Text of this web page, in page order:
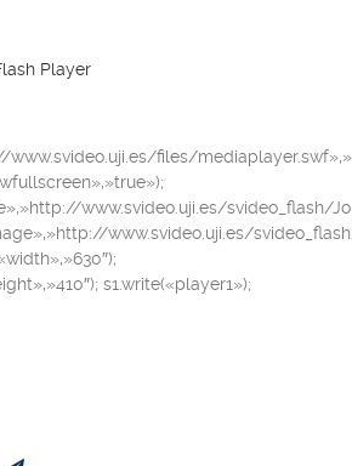
Player
files/
www.svideo.uji.es/svideo_flash/
www.svideo.uji.es/
s1.write(«player1»);